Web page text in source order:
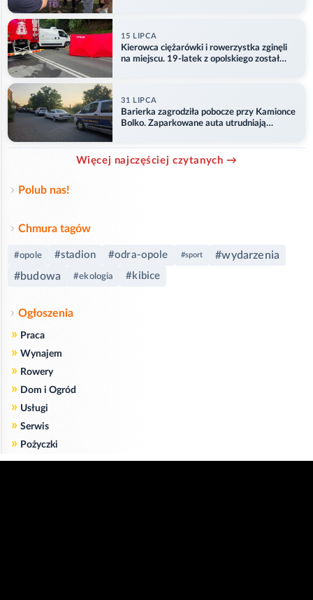
15 LIPCA
Kierowca ciężarówki i rowerzystka zginęli
na miejscu. 19-latek z opolskiego został
31 LIPCA
Barierka zagrodziła pobocze przy Kamionce
Bolko. Zaparkowane auta utrudniają
Więcej najczęściej czytanych →
Polub nas!
Chmura tagów
#opole #stadion #odra-opole #sport
#wydarzenia
#budowa
#ekologia #kibice
Ogłoszenia
» Praca
» Wynajem
» Rowery
» Dom i Ogród
» Usługi
» Serwis
» Pożyczki